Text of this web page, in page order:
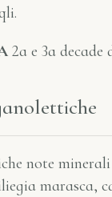
2a e 3a
note
marasca,